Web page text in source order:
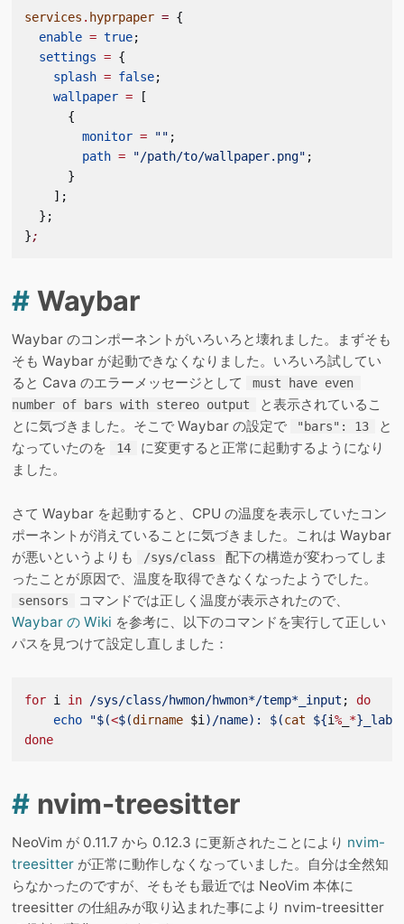
services . hyprpaper = {
  enable
= true;
  settings
= {
    splash
= false;
    wallpaper
= [
      {
        monitor
= "" ;
        path
= "/path/to/wallpaper.png" ;
      }
    ];
  };
};
# Waybar
Waybar のコンポーネントがいろいろと壊れました。まずそも
そも Waybar が起動できなくなりました。いろいろ試してい
ると Cava のエラーメッセージとして
must have even
number of bars with stereo output
と表示されているこ
とに気づきました。そこで Waybar の設定で
"bars": 13
と
なっていたのを
14
に変更すると正常に起動するようになり
ました。
さて Waybar を起動すると、CPU の温度を表示していたコン
ポーネントが消えていることに気づきました。これは Waybar
が悪いというよりも
/sys/class
配下の構造が変わってしま
ったことが原因で、温度を取得できなくなったようでした。
sensors
コマンドでは正しく温度が表示されたので、
Waybar の Wiki を参考に、以下のコマンドを実行して正しい
パスを見つけて設定し直しました：
for i in /sys/class/hwmon/hwmon*/temp*_input ; do
    echo
"$(<$(dirname $i )/name): $(cat ${i%_ *
done
# nvim-treesitter
NeoVim が 0.11.7 から 0.12.3 に更新されたことにより nvim-
treesitter が正常に動作しなくなっていました。自分は全然知
らなかったのですが、そもそも最近では NeoVim 本体に
treesitter の仕組みが取り込まれた事により nvim-treesitter